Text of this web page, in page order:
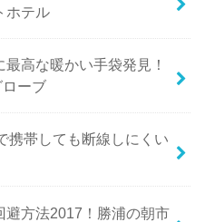
ホテル
高な暖かい手袋発見！
ーブ
携帯しても断線しにくい
避方法2017！勝浦の朝市